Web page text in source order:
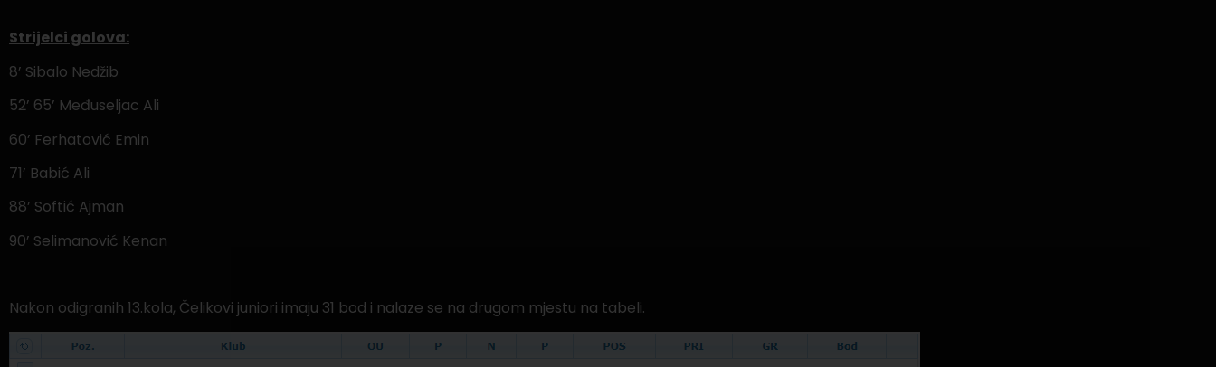
Strijelci golova:
8’ Sibalo Nedžib
52’ 65’ Međuseljac Ali
60’ Ferhatović Emin
71’ Babić Ali
88’ Softić Ajman
90’ Selimanović Kenan
Nakon odigranih 13.kola, Čelikovi juniori imaju 31 bod i nalaze se na drugom mjestu na tabeli.